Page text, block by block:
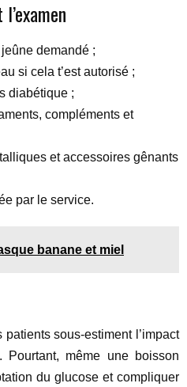
demandé ;
si cela t’est autorisé ;
diabétique ;
compléments et
et accessoires gênants
par le service.
banane et miel
sous-estiment l’impact
Pourtant, même une boisson
du glucose et compliquer